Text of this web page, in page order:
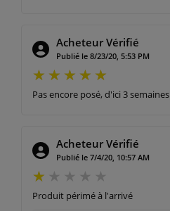
Acheteur Vérifié
Publié le 8/23/20, 5:53 PM
Pas encore posé, d'ici 3 semaines
Acheteur Vérifié
Publié le 7/4/20, 10:57 AM
Produit périmé à l'arrivé